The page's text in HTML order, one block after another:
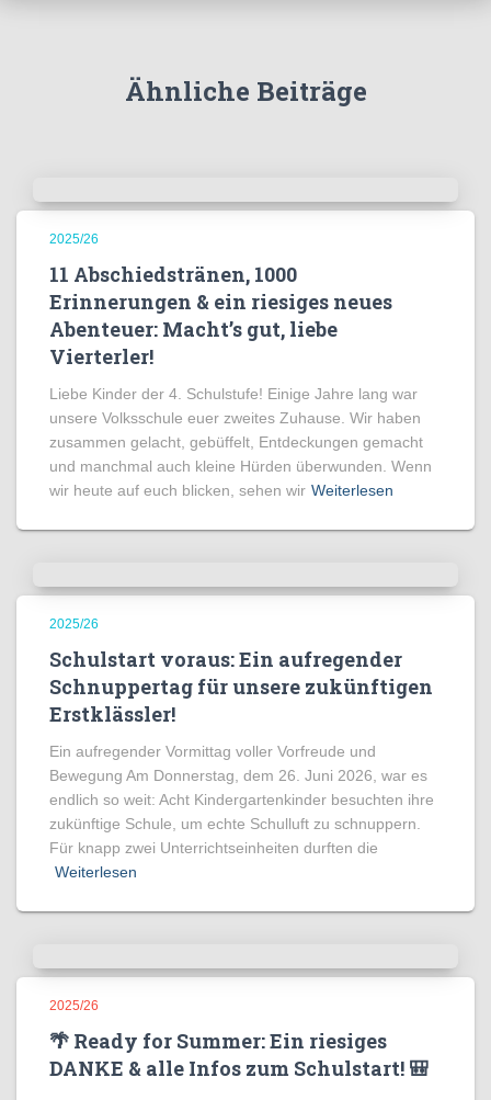
Ähnliche Beiträge
2025/26
11 Abschiedstränen, 1000
Erinnerungen & ein riesiges neues
Abenteuer: Macht’s gut, liebe
Vierterler!
Liebe Kinder der 4. Schulstufe! Einige Jahre lang war
unsere Volksschule euer zweites Zuhause. Wir haben
zusammen gelacht, gebüffelt, Entdeckungen gemacht
und manchmal auch kleine Hürden überwunden. Wenn
wir heute auf euch blicken, sehen wir Weiterlesen
2025/26
Schulstart voraus: Ein aufregender
Schnuppertag für unsere zukünftigen
Erstklässler!
Ein aufregender Vormittag voller Vorfreude und
Bewegung Am Donnerstag, dem 26. Juni 2026, war es
endlich so weit: Acht Kindergartenkinder besuchten ihre
zukünftige Schule, um echte Schulluft zu schnuppern.
Für knapp zwei Unterrichtseinheiten durften die
Weiterlesen
2025/26
🌴 Ready for Summer: Ein riesiges
DANKE & alle Infos zum Schulstart! 🎒